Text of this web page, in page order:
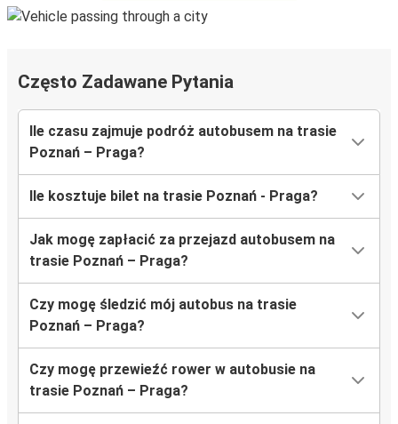
Często Zadawane Pytania
Ile czasu zajmuje podróż autobusem na trasie
Poznań – Praga?
Ile kosztuje bilet na trasie Poznań - Praga?
Jak mogę zapłacić za przejazd autobusem na
trasie Poznań – Praga?
Czy mogę śledzić mój autobus na trasie
Poznań – Praga?
Czy mogę przewieźć rower w autobusie na
trasie Poznań – Praga?